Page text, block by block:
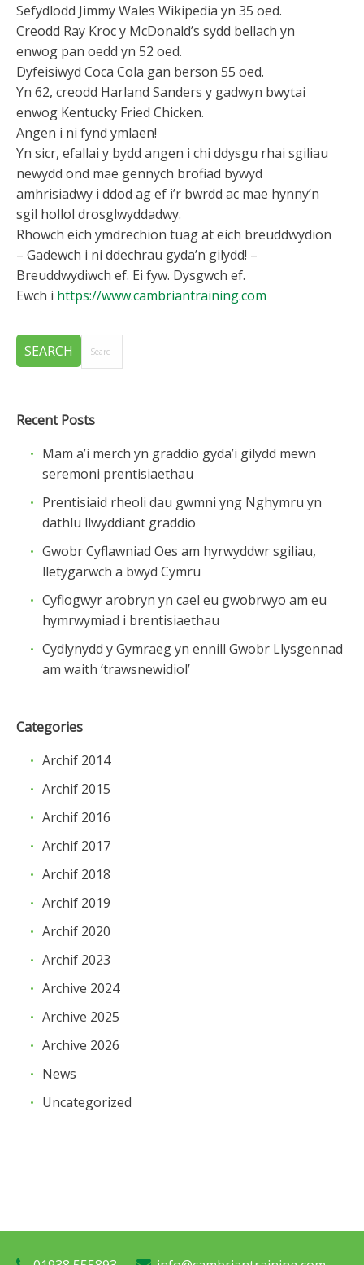
Sefydlodd Jimmy Wales Wikipedia yn 35 oed.
Creodd Ray Kroc y McDonald’s sydd bellach yn
enwog pan oedd yn 52 oed.
Dyfeisiwyd Coca Cola gan berson 55 oed.
Yn 62, creodd Harland Sanders y gadwyn bwytai
enwog Kentucky Fried Chicken.
Angen i ni fynd ymlaen!
Yn sicr, efallai y bydd angen i chi ddysgu rhai sgiliau
newydd ond mae gennych brofiad bywyd
amhrisiadwy i ddod ag ef i’r bwrdd ac mae hynny’n
sgil hollol drosglwyddadwy.
Rhowch eich ymdrechion tuag at eich breuddwydion
– Gadewch i ni ddechrau gyda’n gilydd! –
Breuddwydiwch ef. Ei fyw. Dysgwch ef.
Ewch i https://www.cambriantraining.com
Recent Posts
Mam a’i merch yn graddio gyda’i gilydd mewn
seremoni prentisiaethau
Prentisiaid rheoli dau gwmni yng Nghymru yn
dathlu llwyddiant graddio
Gwobr Cyflawniad Oes am hyrwyddwr sgiliau,
lletygarwch a bwyd Cymru
Cyflogwyr arobryn yn cael eu gwobrwyo am eu
hymrwymiad i brentisiaethau
Cydlynydd y Gymraeg yn ennill Gwobr Llysgennad
am waith ‘trawsnewidiol’
Categories
Archif 2014
Archif 2015
Archif 2016
Archif 2017
Archif 2018
Archif 2019
Archif 2020
Archif 2023
Archive 2024
Archive 2025
Archive 2026
News
Uncategorized